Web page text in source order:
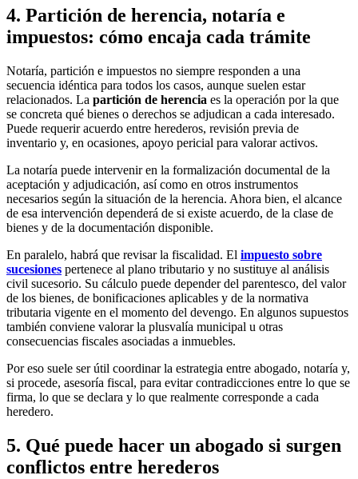
4. Partición de herencia, notaría e
impuestos: cómo encaja cada trámite
Notaría, partición e impuestos no siempre responden a una
secuencia idéntica para todos los casos, aunque suelen estar
relacionados. La partición de herencia es la operación por la que
se concreta qué bienes o derechos se adjudican a cada interesado.
Puede requerir acuerdo entre herederos, revisión previa de
inventario y, en ocasiones, apoyo pericial para valorar activos.
La notaría puede intervenir en la formalización documental de la
aceptación y adjudicación, así como en otros instrumentos
necesarios según la situación de la herencia. Ahora bien, el alcance
de esa intervención dependerá de si existe acuerdo, de la clase de
bienes y de la documentación disponible.
En paralelo, habrá que revisar la fiscalidad. El impuesto sobre
sucesiones pertenece al plano tributario y no sustituye al análisis
civil sucesorio. Su cálculo puede depender del parentesco, del valor
de los bienes, de bonificaciones aplicables y de la normativa
tributaria vigente en el momento del devengo. En algunos supuestos
también conviene valorar la plusvalía municipal u otras
consecuencias fiscales asociadas a inmuebles.
Por eso suele ser útil coordinar la estrategia entre abogado, notaría y,
si procede, asesoría fiscal, para evitar contradicciones entre lo que se
firma, lo que se declara y lo que realmente corresponde a cada
heredero.
5. Qué puede hacer un abogado si surgen
conflictos entre herederos